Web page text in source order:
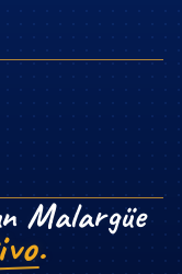
Malargüe